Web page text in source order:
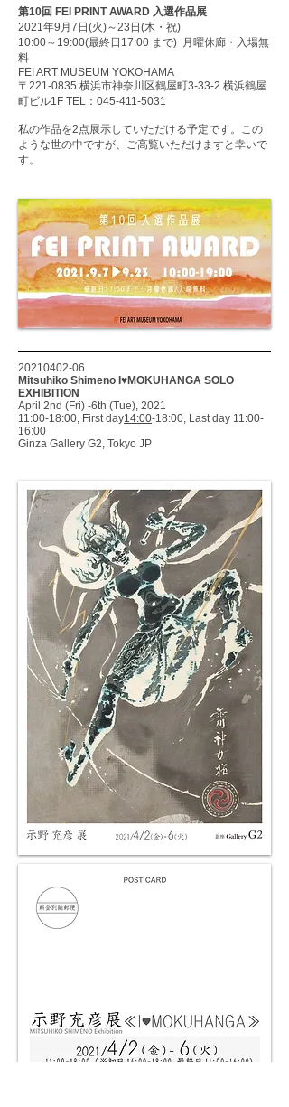
第10回 FEI PRINT AWARD 入選作品展
2021年9月7日(火)～23日(木・祝)
10:00～19:00(最終日17:00 まで) 月曜休廊・入場無
料
FEI ART MUSEUM YOKOHAMA
〒221-0835 横浜市神奈川区鶴屋町3-33-2 横浜鶴屋
町ビル1F TEL：045-411-5031
私の作品を2点展示していただける予定です。この
ような世の中ですが、ご高覧いただけますと幸いで
す。
20210402-06
Mitsuhiko Shimeno I♥MOKUHANGA SOLO
EXHIBITION
April 2nd (Fri) -6th (Tue), 2021
11:00-18:00, First day14:00-18:00, Last day 11:00-
16:00
Ginza Gallery G2, Tokyo JP